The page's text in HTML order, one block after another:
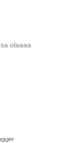
olaaaa